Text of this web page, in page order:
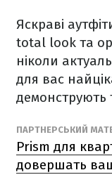
Яскраві
total look та
ніколи
для вас
демонструють
ПАРТНЕРСЬКИЙ
Prism для
довершать